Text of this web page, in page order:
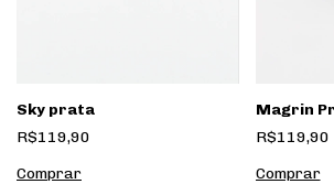
Sky prata
R$119,90
Magrin
R$119,90